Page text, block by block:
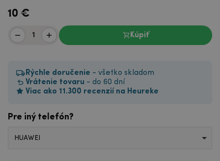
10 €
Kúpiť
Rýchle doručenie - všetko skladom
Vrátenie tovaru - do 60 dní
Viac ako 11.300 recenzií na Heureke
Pre iný telefón?
HUAWEI